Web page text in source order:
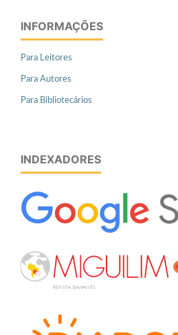
INFORMAÇÕES
Para Leitores
Para Autores
Para Bibliotecários
INDEXADORES